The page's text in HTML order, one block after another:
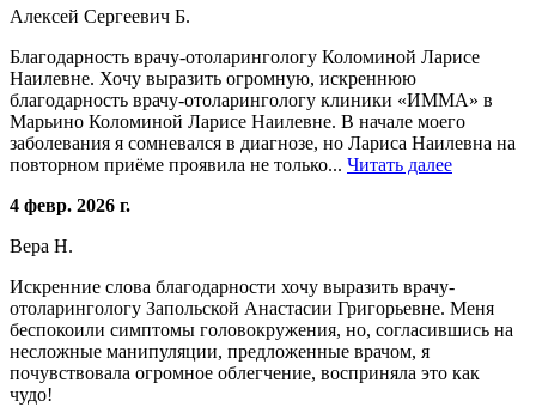
Алексей Сергеевич Б.
Благодарность врачу-отоларингологу Коломиной Ларисе
Наилевне. Хочу выразить огромную, искреннюю
благодарность врачу-отоларингологу клиники «ИММА» в
Марьино Коломиной Ларисе Наилевне. В начале моего
заболевания я сомневался в диагнозе, но Лариса Наилевна на
повторном приёме проявила не только... Читать далее
4 февр. 2026 г.
Вера Н.
Искренние слова благодарности хочу выразить врачу-
отоларингологу Запольской Анастасии Григорьевне. Меня
беспокоили симптомы головокружения, но, согласившись на
несложные манипуляции, предложенные врачом, я
почувствовала огромное облегчение, восприняла это как
чудо!